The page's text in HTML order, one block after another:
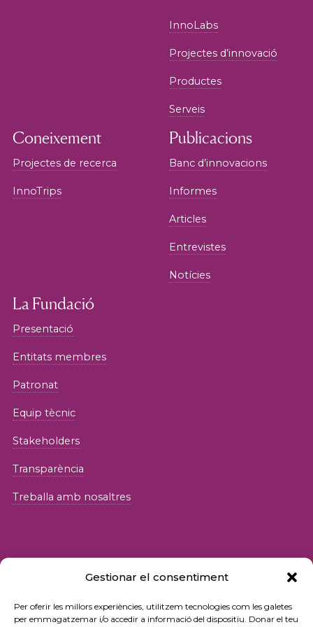
Gestionar el consentiment
Per oferir les millors experiències, utilitzem tecnologies com les galetes
per emmagatzemar i/o accedir a informació del dispositiu. Donar el teu
InnoLabs
Projectes d’innovació
Productes
Serveis
Coneixement
Projectes de recerca
InnoTrips
Publicacions
Banc d’innovacions
Informes
Articles
Entrevistes
Notícies
La Fundació
Presentació
Entitats membres
Patronat
Equip tècnic
Stakeholders
Transparència
Treballa amb nosaltres
© 2026 Fundació iSocial